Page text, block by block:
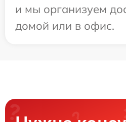
и мы организуем
домой или в офис.